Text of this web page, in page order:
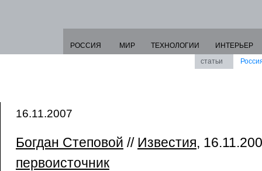
РОССИЯ МИР ТЕХНОЛОГИИ
ИНТЕРЬЕР
статьи
16.11.2007
Богдан Степовой // Известия,
первоисточник